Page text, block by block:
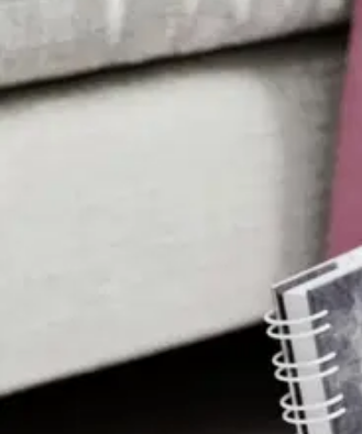
Nordiska Plast
/5
(1)arvio